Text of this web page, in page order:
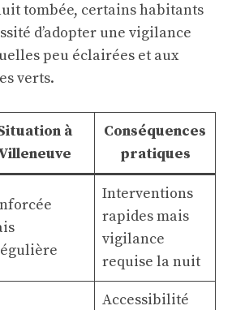
tombée, certains habitants
d’adopter une vigilance
peu éclairées et aux
verts.
à
Conséquences
pratiques
Interventions
rapides mais
vigilance
requise la nuit
Accessibilité